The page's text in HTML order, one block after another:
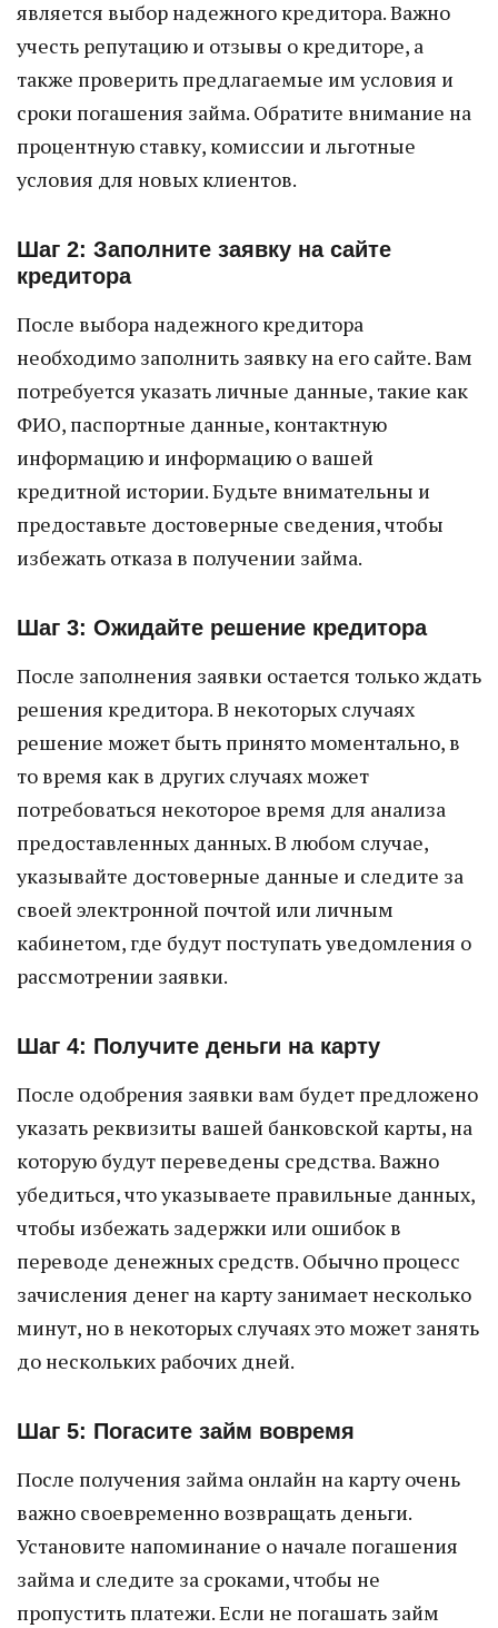
является выбор надежного кредитора. Важно
учесть репутацию и отзывы о кредиторе, а
также проверить предлагаемые им условия и
сроки погашения займа. Обратите внимание на
процентную ставку, комиссии и льготные
условия для новых клиентов.
Шаг 2: Заполните заявку на сайте
кредитора
После выбора надежного кредитора
необходимо заполнить заявку на его сайте. Вам
потребуется указать личные данные, такие как
ФИО, паспортные данные, контактную
информацию и информацию о вашей
кредитной истории. Будьте внимательны и
предоставьте достоверные сведения, чтобы
избежать отказа в получении займа.
Шаг 3: Ожидайте решение кредитора
После заполнения заявки остается только ждать
решения кредитора. В некоторых случаях
решение может быть принято моментально, в
то время как в других случаях может
потребоваться некоторое время для анализа
предоставленных данных. В любом случае,
указывайте достоверные данные и следите за
своей электронной почтой или личным
кабинетом, где будут поступать уведомления о
рассмотрении заявки.
Шаг 4: Получите деньги на карту
После одобрения заявки вам будет предложено
указать реквизиты вашей банковской карты, на
которую будут переведены средства. Важно
убедиться, что указываете правильные данных,
чтобы избежать задержки или ошибок в
переводе денежных средств. Обычно процесс
зачисления денег на карту занимает несколько
минут, но в некоторых случаях это может занять
до нескольких рабочих дней.
Шаг 5: Погасите займ вовремя
После получения займа онлайн на карту очень
важно своевременно возвращать деньги.
Установите напоминание о начале погашения
займа и следите за сроками, чтобы не
пропустить платежи. Если не погашать займ